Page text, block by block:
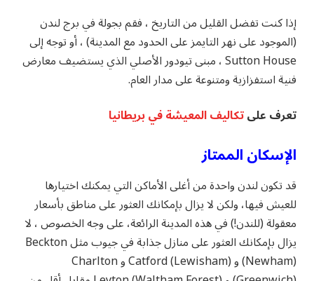
إذا كنت تفضل القليل من التاريخ ، فقم بجولة في برج لندن
(الموجود على نهر التايمز على الحدود مع المدينة) ، أو توجه إلى
Sutton House ، مبنى تيودور الأصلي الذي يستضيف معارض
فنية استفزازية ومتنوعة على مدار العام.
تعرف علىتكاليف المعيشة في بريطانيا
الإسكان الممتاز
قد تكون لندن واحدة من أغلى الأماكن التي يمكنك اختيارها
للعيش فيها، ولكن لا يزال بإمكانك العثور على مناطق بأسعار
معقولة (للندن!) في هذه المدينة الرائعة، على وجه الخصوص ، لا
يزال بإمكانك العثور على منازل جذابة في جيوب مثل Beckton
(Newham) و Catford (Lewisham) و Charlton